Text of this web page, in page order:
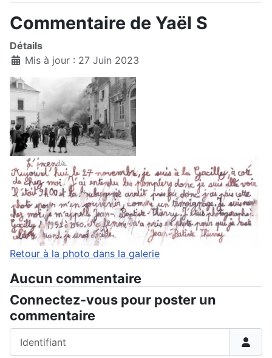
Commentaire de Yaël S
Détails
Mis à jour : 27 Juin 2023
Retour à la photo dans la galerie
Aucun commentaire
Connectez-vous pour poster un
commentaire